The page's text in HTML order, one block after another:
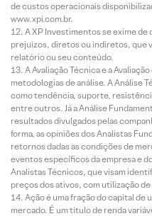
de custos operacionais
www.xpi.com.br.
A XP Investimentos se exime
prejuízos, diretos ou indiretos, que
relatório ou seu conteúdo.
A Avaliação Técnica e a
metodologias de análise. A Análise
como tendência, suporte,
entre outros. Já a Análise
resultados divulgados pelas
forma, as opiniões dos Analistas
retornos dadas as condições de
eventos específicos da empresa e
Analistas Técnicos, que visam
preços dos ativos, com utilização
Ação é uma fração do capital de
mercado. É um título de renda